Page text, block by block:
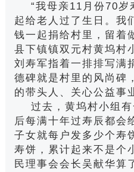
“我母亲11月份70岁
起给老人过了生日。我
钱一起捐给村里，留着
县下镇镇双元村黄坞村
刘寿军指着一排排写满
德碑就是村里的风尚碑
的带头人、关心公益事
过去，黄坞村小组
后每满十年过寿辰都会
子女就每户发多少个寿
寿饼，累计起来不是个
民理事会会长吴献华算